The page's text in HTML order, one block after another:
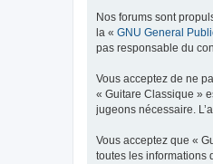
Nos forums sont
la « GNU General
pas responsable du
Vous acceptez de ne
« Guitare Classique »
jugeons nécessaire.
Vous acceptez que «
toutes les informations